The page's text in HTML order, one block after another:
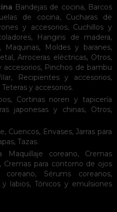
Bandejas de cocina, Barcos
de cocina, Cucharas de
y accesorios, Cuchillos y
, Hangiris de madera,
, Maquinas, Moldes y baranes,
,Arroceras eléctricas, Otros,
accesorios, Pinchos de bambu
, Recipientes y accesorios,
Teteras y accesorios.
, Cortinas noren y tapicería
japonesas y chinas, Otros,
, Cuencos, Envases,Jarras para
, Tazas.
Maquillaje coreano, Cremas
, Cremas para contorno de ojos
coreano, Sérums coreanos,
y labios,Tónicos y emulsiones